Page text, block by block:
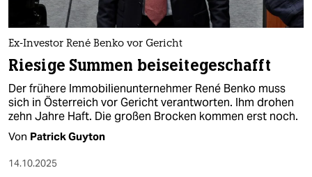
Ex-Investor René Benko vor Gericht
Riesige Summen beiseitegeschafft
Der frühere Immobilienunternehmer René Benko muss
sich in Österreich vor Gericht verantworten. Ihm drohen
zehn Jahre Haft. Die großen Brocken kommen erst noch.
Von Patrick Guyton
14.10.2025